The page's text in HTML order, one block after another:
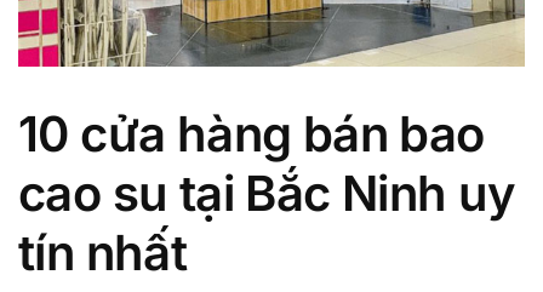
10 cửa hàng bán bao
cao su tại Bắc Ninh uy
tín nhất